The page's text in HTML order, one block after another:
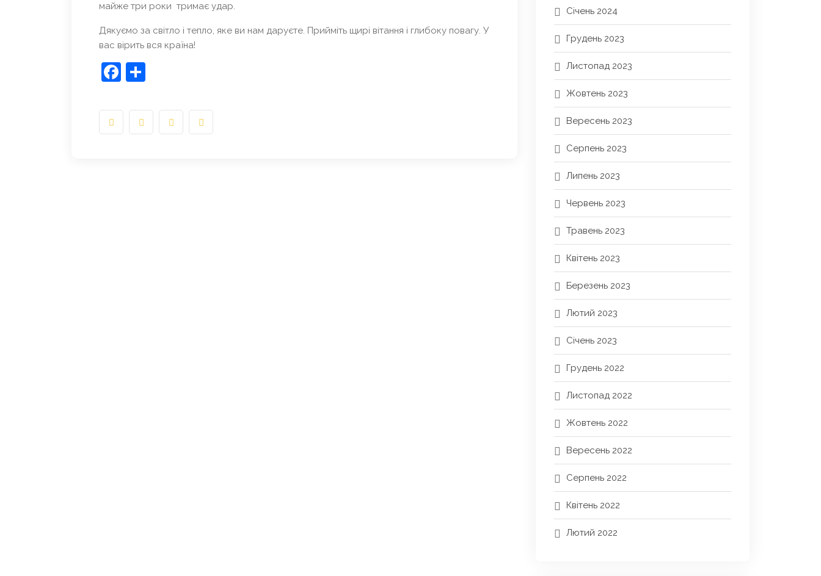
майже три роки тримає удар.
Дякуємо за світло і тепло, яке ви нам даруєте. Прийміть щирі вітання і глибоку повагу. У
вас вірить вся країна!
Facebook
Січень 2024
Грудень 2023
Листопад 2023
Жовтень 2023
Вересень 2023
Серпень 2023
Липень 2023
Червень 2023
Травень 2023
Квітень 2023
Березень 2023
Лютий 2023
Січень 2023
Грудень 2022
Листопад 2022
Жовтень 2022
Вересень 2022
Серпень 2022
Квітень 2022
Лютий 2022